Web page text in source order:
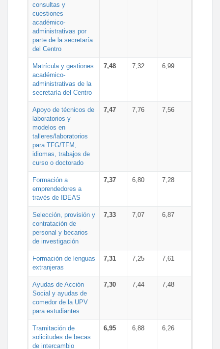
consultas y
cuestiones
académico-
administrativas por
parte de la secretaría
del Centro
Matrícula y gestiones
académico-
administrativas de la
secretaría del Centro
7,48 7,32 6,99
Apoyo de técnicos de
laboratorios y
modelos en
talleres/laboratorios
para TFG/TFM,
idiomas, trabajos de
curso o doctorado
7,47 7,76 7,56
Formación a
emprendedores a
través de IDEAS
7,37 6,80 7,28
Selección, provisión y
contratación de
personal y becarios
de investigación
7,33 7,07 6,87
Formación de lenguas
extranjeras
7,31 7,25 7,61
Ayudas de Acción
Social y ayudas de
comedor de la UPV
para estudiantes
7,30 7,44 7,48
Tramitación de
solicitudes de becas
de intercambio
6,95 6,88 6,26